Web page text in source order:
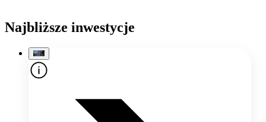
Najbliższe inwestycje